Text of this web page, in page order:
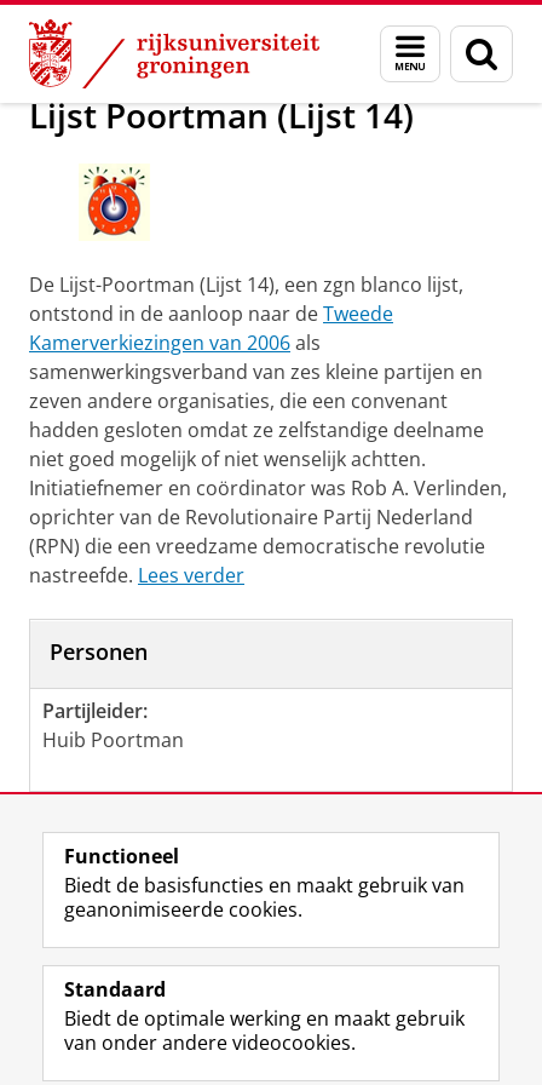
Skip
Content
Skip
Navigation
Menu
en
zoeken
Onderzoek Lijst Poortman (Lijst 14)
Lijst Poortman (Lijst 14)
De Lijst-Poortman (Lijst 14), een zgn blanco lijst,
ontstond in de aanloop naar deTweede
Kamerverkiezingen van 2006als
samenwerkingsverband van zes kleine partijen en
zeven andere organisaties, die een convenant
hadden gesloten omdat ze zelfstandige deelname
niet goed mogelijk of niet wenselijk achtten.
Initiatiefnemer en coördinator was Rob A. Verlinden,
oprichter van de Revolutionaire Partij Nederland
(RPN) die een vreedzame democratische revolutie
nastreefde. Lees verder
Personen
Partijleider:
Huib Poortman
Laatst gewijzigd: 22 juli 2026 12:31
Volg de RUG
F
a
e
b
L
i
k
e
R
S
-
f
I
n
t
Y
o
T
Studiekiezers
Functioneel
Biedt de basisfuncties en maakt gebruik van
geanonimiseerde cookies.
Standaard
Biedt de optimale werking en maakt gebruik
van onder andere videocookies.